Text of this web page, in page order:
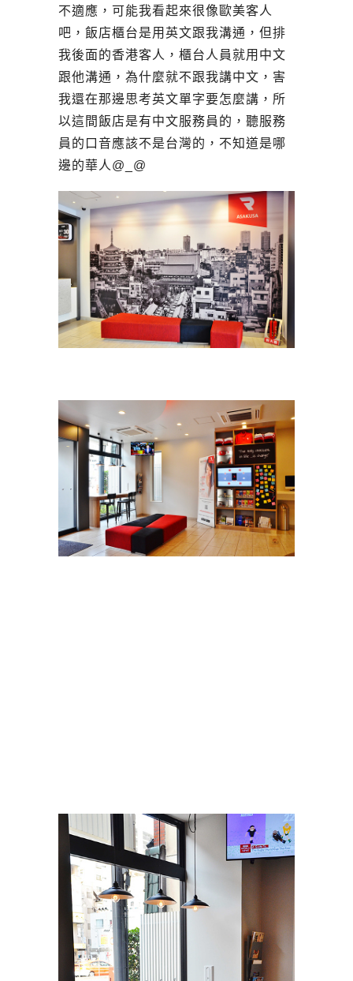
不適應，可能我看起來很像歐美客人
吧，飯店櫃台是用英文跟我溝通，但排
我後面的香港客人，櫃台人員就用中文
跟他溝通，為什麼就不跟我講中文，害
我還在那邊思考英文單字要怎麼講，所
以這間飯店是有中文服務員的，聽服務
員的口音應該不是台灣的，不知道是哪
邊的華人@_@